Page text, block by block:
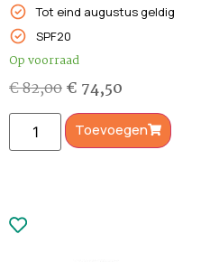
Tot eind augustus geldig
SPF20
Op voorraad
€82,00€ 74,50
Toevoegen